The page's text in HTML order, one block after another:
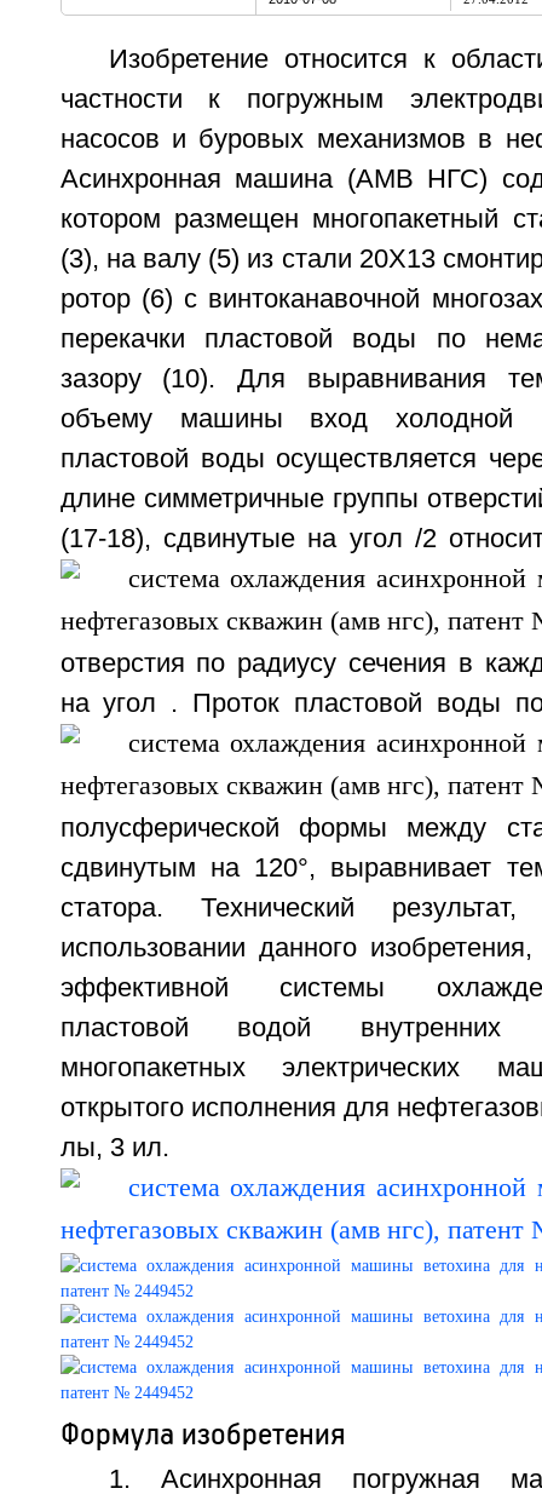
Изобретение относится к
частности к погружным
насосов и буровых механизмов в
Асинхронная машина (АМВ НГС)
котором размещен многопакетный
(3), на валу (5) из стали 20Х13
ротор (6) с винтоканавочной
перекачки пластовой воды по
зазору (10). Для выравнивания
объему машины вход холодной
пластовой воды осуществляется
длине симметричные группы
(17-18), сдвинутые на угол /2
отверстия по радиусу сечения в
на угол . Проток пластовой воды
полусферической формы между
сдвинутым на 120°, выравнивает
статора. Технический
использовании данного
эффективной системы
пластовой водой внутренних
многопакетных электрических
открытого исполнения для
лы, 3 ил.
Формула изобретения
1. Асинхронная погружная